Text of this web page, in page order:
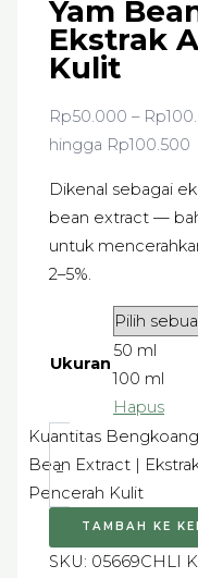
Yam
Ekstrak
Kulit
Rp50.000 – Rp
hingga Rp100.500
Dikenal sebagai
bean extract —
untuk
2–5%.
Ukuran
50 ml
100 ml
Hapus
-
Kuantitas
Bean Extract |
Pencerah Kulit
TAMBAH KE
SKU: 05669CHLI